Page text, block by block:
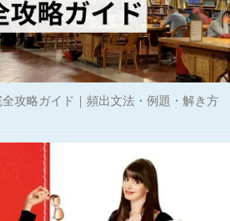
攻略ガイド｜頻出文法・例題・解き方